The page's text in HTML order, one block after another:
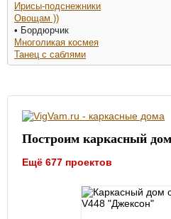
Ирисы-подснежники
Овощам ))
• Бордюрчик
Многоликая космея
Танец с саблями
Построим каркасный
Ещё 677 проектов